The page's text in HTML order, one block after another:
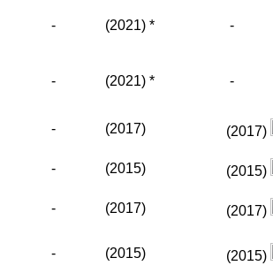
- (2021) * -
- (2021) * -
- (2017) (2017)
- (2015)
(2015)
- (2017) (2017)
- (2015) (2015)